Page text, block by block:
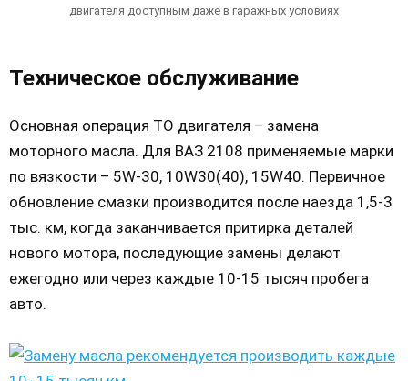
двигателя доступным даже в гаражных условиях
Техническое обслуживание
Основная операция ТО двигателя – замена
моторного масла. Для ВАЗ 2108 применяемые марки
по вязкости – 5W-30, 10W30(40), 15W40. Первичное
обновление смазки производится после наезда 1,5-3
тыс. км, когда заканчивается притирка деталей
нового мотора, последующие замены делают
ежегодно или через каждые 10-15 тысяч пробега
авто.